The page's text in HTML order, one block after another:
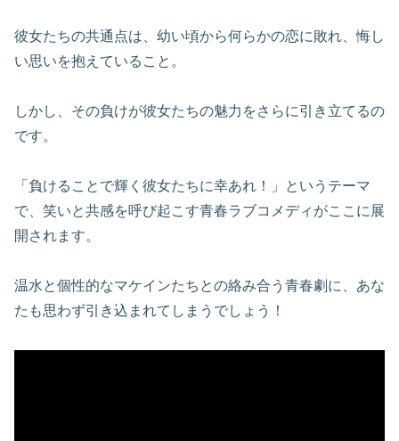
彼女たちの共通点は、幼い頃から何らかの恋に敗れ、悔し
い思いを抱えていること。
しかし、その負けが彼女たちの魅力をさらに引き立てるの
です。
「負けることで輝く彼女たちに幸あれ！」というテーマ
で、笑いと共感を呼び起こす青春ラブコメディがここに展
開されます。
温水と個性的なマケインたちとの絡み合う青春劇に、あな
たも思わず引き込まれてしまうでしょう！